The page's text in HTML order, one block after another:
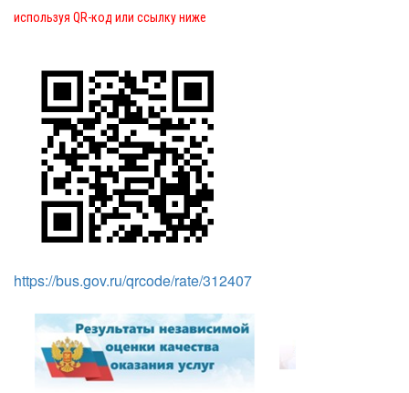
используя QR-код или ссылку ниже
https://bus.gov.ru/qrcode/rate/312407